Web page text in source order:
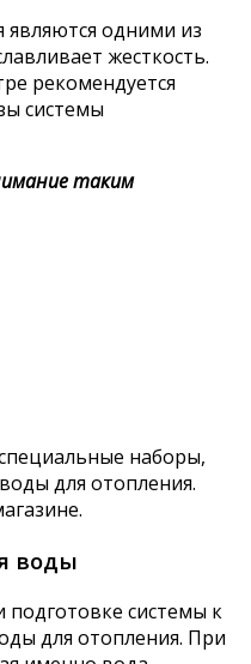
являются одними из
жесткость.
рекомендуется
системы
таким
наборы,
для отопления.
воды
системы к
для отопления. При